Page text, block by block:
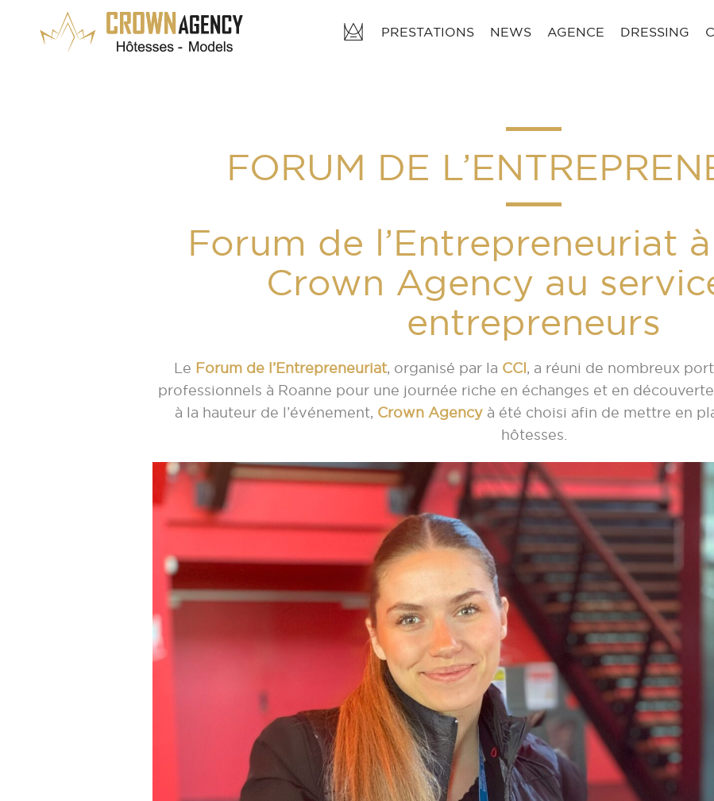
PRESTATIONS NEWS AGENCE DRESSING
FORUM DE
Forum de l’Entrepreneuriat
Crown Agency au
entrepreneurs
Le Forum de l’Entrepreneuriat, organisé par la CCI, a réuni de nombreux
professionnels à Roanne pour une journée riche en échanges et en
à la hauteur de l’événement, Crown Agency à été choisi afin de mettre en
hôtesses.